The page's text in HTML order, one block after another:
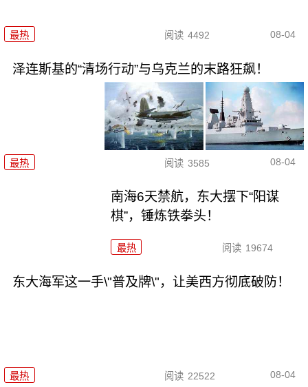
最热 阅读 4492 08-04
泽连斯基的“清场行动”与乌克兰的末路狂飙！
最热 阅读 3585 08-04
南海6天禁航，东大摆下“阳谋
棋”，锤炼铁拳头！
最热 阅读 19674
东大海军这一手\"普及牌\"，让美西方彻底破防！
最热 阅读 22522 08-04